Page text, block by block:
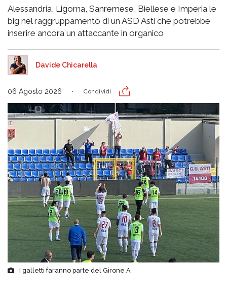
Alessandria, Ligorna, Sanremese, Biellese e Imperia le
big nel raggruppamento di un ASD Asti che potrebbe
inserire ancora un attaccante in organico
Davide Chicarella
06 Agosto 2026 Condividi
I galletti faranno parte del Girone A